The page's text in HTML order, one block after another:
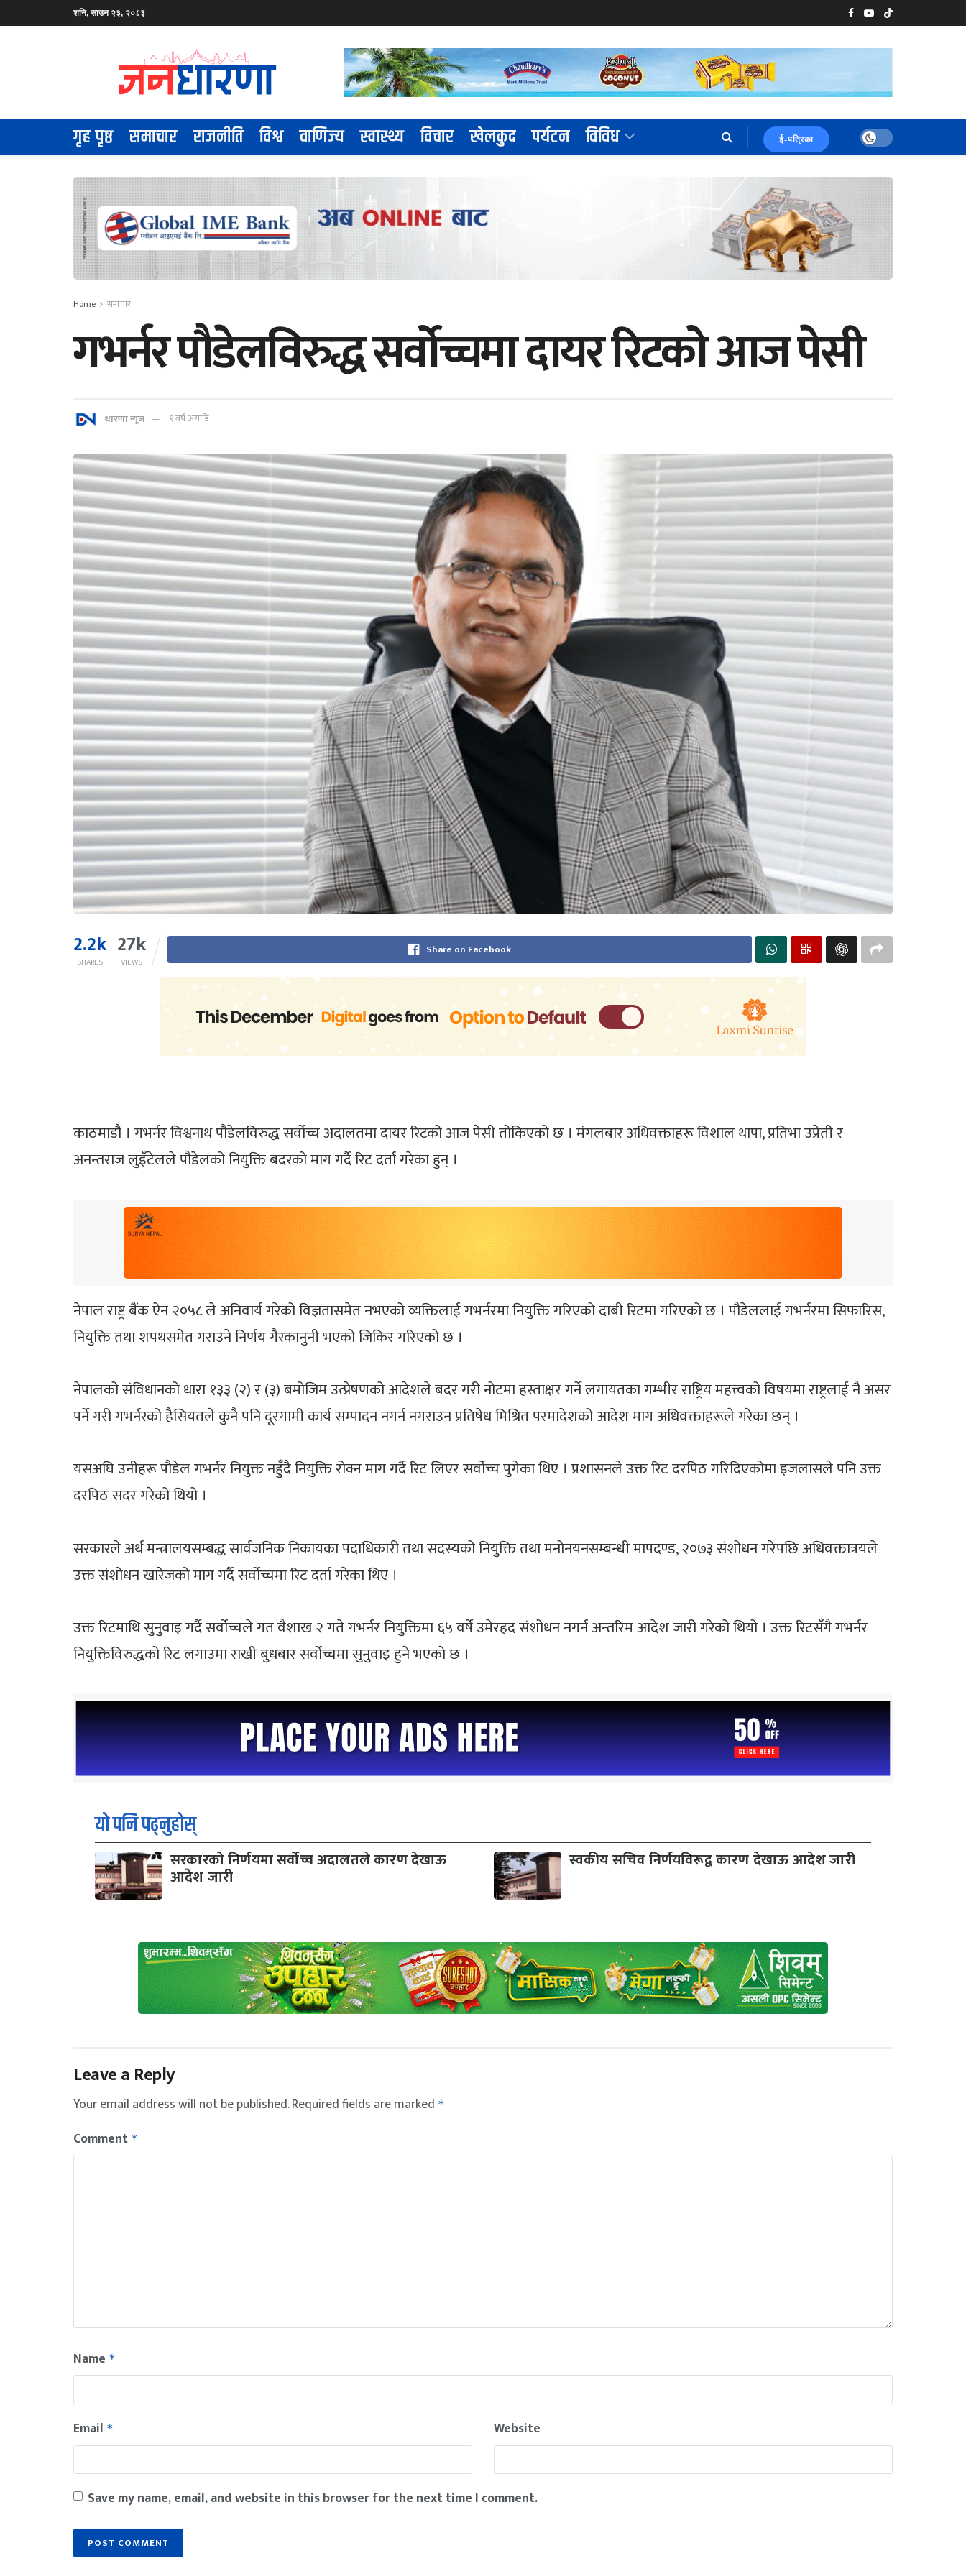
शनि, साउन २३, २०८३
गृह पृष्ठ समाचार राजनीति विश्व वाणिज्य स्वास्थ्य विचार खेलकुद पर्यटन विविध ई-पत्रिका
Home समाचार
गभर्नर पौडेलविरुद्ध सर्वोच्चमा दायर रिटको आज पेसी
धारणा न्यूज १ वर्ष अगाडि
2.2k
SHARES
27k
VIEWS
Share on Facebook
काठमाडौं । गभर्नर विश्वनाथ पौडेलविरुद्ध सर्वोच्च अदालतमा दायर रिटको आज पेसी तोकिएको छ । मंगलबार अधिवक्ताहरू विशाल थापा, प्रतिभा उप्रेती र
अनन्तराज लुइँटेलले पौडेलको नियुक्ति बदरको माग गर्दै रिट दर्ता गरेका हुन् ।
नेपाल राष्ट्र बैंक ऐन २०५८ ले अनिवार्य गरेको विज्ञतासमेत नभएको व्यक्तिलाई गभर्नरमा नियुक्ति गरिएको दाबी रिटमा गरिएको छ । पौडेललाई गभर्नरमा सिफारिस,
नियुक्ति तथा शपथसमेत गराउने निर्णय गैरकानुनी भएको जिकिर गरिएको छ ।
नेपालको संविधानको धारा १३३ (२) र (३) बमोजिम उत्प्रेषणको आदेशले बदर गरी नोटमा हस्ताक्षर गर्ने लगायतका गम्भीर राष्ट्रिय महत्त्वको विषयमा राष्ट्रलाई नै असर
पर्ने गरी गभर्नरको हैसियतले कुनै पनि दूरगामी कार्य सम्पादन नगर्न नगराउन प्रतिषेध मिश्रित परमादेशको आदेश माग अधिवक्ताहरूले गरेका छन् ।
यसअघि उनीहरू पौडेल गभर्नर नियुक्त नहुँदै नियुक्ति रोक्न माग गर्दै रिट लिएर सर्वोच्च पुगेका थिए । प्रशासनले उक्त रिट दरपिठ गरिदिएकोमा इजलासले पनि उक्त
दरपिठ सदर गरेको थियो ।
सरकारले अर्थ मन्त्रालयसम्बद्ध सार्वजनिक निकायका पदाधिकारी तथा सदस्यको नियुक्ति तथा मनोनयनसम्बन्धी मापदण्ड, २०७३ संशोधन गरेपछि अधिवक्तात्रयले
उक्त संशोधन खारेजको माग गर्दै सर्वोच्चमा रिट दर्ता गरेका थिए ।
उक्त रिटमाथि सुनुवाइ गर्दै सर्वोच्चले गत वैशाख २ गते गभर्नर नियुक्तिमा ६५ वर्षे उमेरहद संशोधन नगर्न अन्तरिम आदेश जारी गरेको थियो । उक्त रिटसँगै गभर्नर
नियुक्तिविरुद्धको रिट लगाउमा राखी बुधबार सर्वोच्चमा सुनुवाइ हुने भएकाे छ ।
यो पनि पढ्नुहोस्
सरकारको निर्णयमा सर्वोच्च अदालतले कारण देखाऊ
आदेश जारी
स्वकीय सचिव निर्णयविरूद्व कारण देखाऊ आदेश जारी
Leave a Reply
Your email address will not be published.Required fields are marked *
Comment *
Name *
Email * Website
Save my name, email, and website in this browser for the next time I comment.